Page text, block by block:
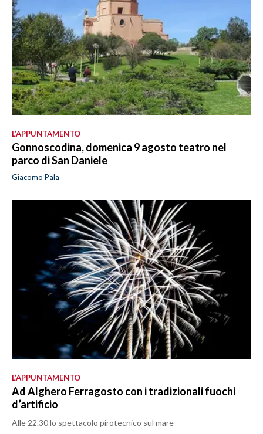
L’APPUNTAMENTO
Gonnoscodina, domenica 9 agosto teatro nel
parco di San Daniele
Giacomo Pala
L’APPUNTAMENTO
Ad Alghero Ferragosto con i tradizionali fuochi
d’artificio
Alle 22.30 lo spettacolo pirotecnico sul mare